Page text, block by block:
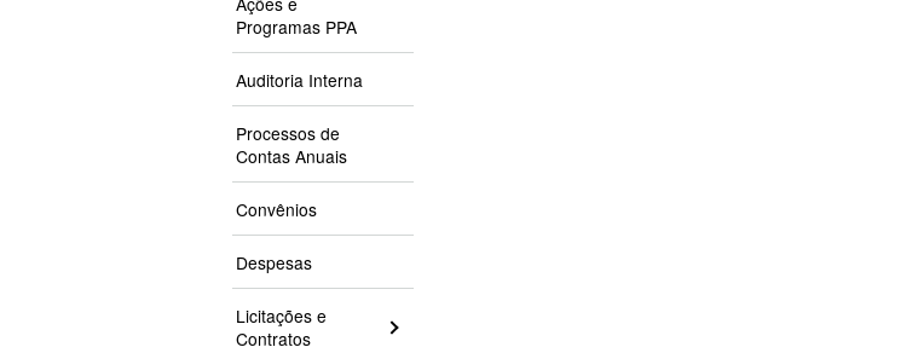
Programas PPA
Auditoria Interna
Processos de
Contas Anuais
Convênios
Despesas
Licitações e
Contratos